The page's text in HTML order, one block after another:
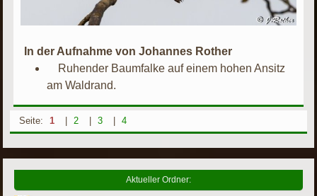
In der Aufnahme von Johannes Rother
Ruhender Baumfalke auf einem hohen Ansitz
am Waldrand.
Seite: 1 2 3 4
Aktueller Ordner: